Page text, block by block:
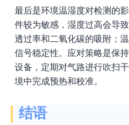
最后是环境温湿度对检测的
件较为敏感，湿度过高会导
透过率和二氧化碳的吸附；
信号稳定性。应对策略是保
设备，定期对气路进行吹扫
境中完成预热和校准。
结语